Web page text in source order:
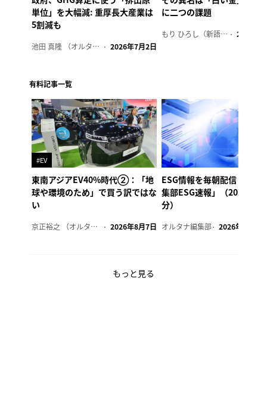
単位」を大幅減: 重厚長大産業は
5割減も
池田 真隆 （オルタナ輪番編集長） 2026年7月2日
に二つの課題
もり ひろし（新語ウォッチャー） 2023年7
有料記事一覧
#EV
東南アジアEV40%時代②：「地
球や環境のため」で買う訳ではな
い
京正裕之 （オルタナ副編集長） 2026年8月7日
ESG情報を毎朝配信「オル
集部ESG速報」（2026年8
分）
オルタナ編集部 2026年8月7日
もっと見る